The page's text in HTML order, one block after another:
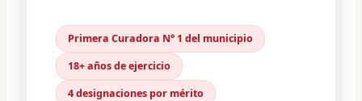
Primera Curadora N° 1 del municipio
18+ años de ejercicio
4 designaciones por mérito